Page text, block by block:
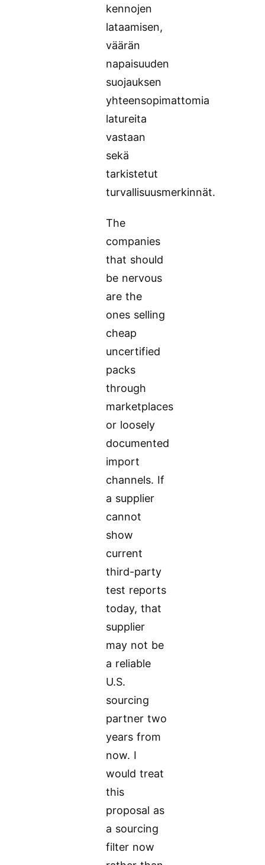
kennojen
lataamisen,
väärän
napaisuuden
suojauksen
yhteensopimattomia
latureita
vastaan
sekä
tarkistetut
turvallisuusmerkinnät.
The
companies
that should
be nervous
are the
ones selling
cheap
uncertified
packs
through
marketplaces
or loosely
documented
import
channels. If
a supplier
cannot
show
current
third-party
test reports
today, that
supplier
may not be
a reliable
U.S.
sourcing
partner two
years from
now. I
would treat
this
proposal as
a sourcing
filter now